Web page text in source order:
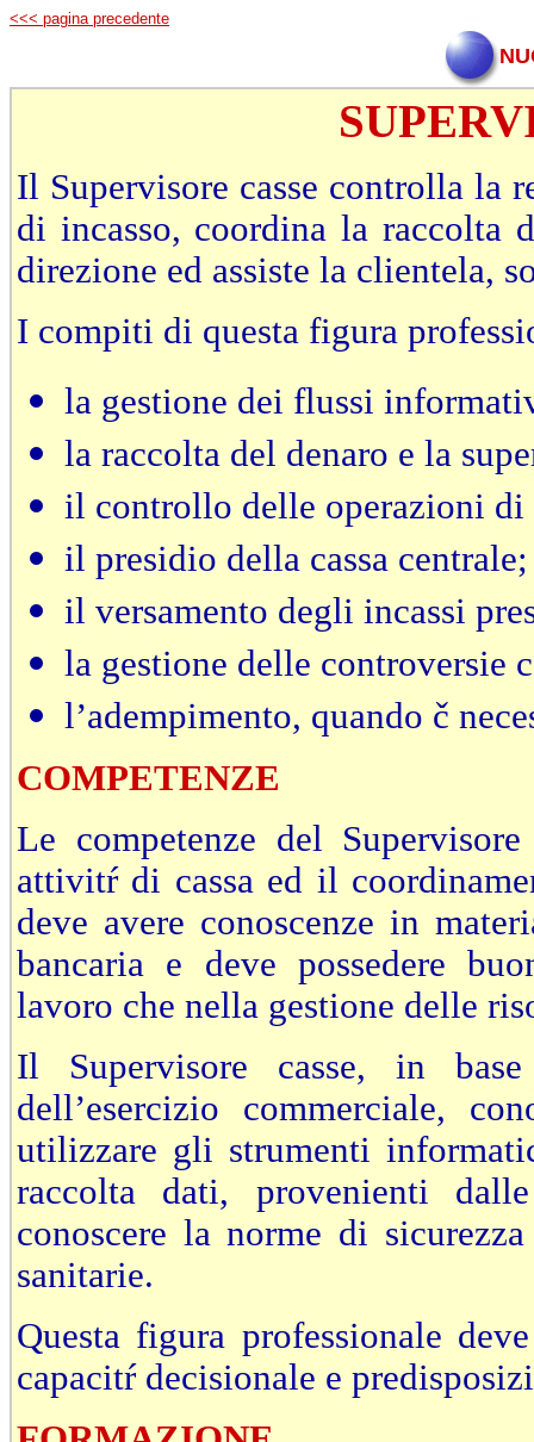
<<< pagina precedente
Il Supervisore casse controlla la
di incasso, coordina la raccolta
direzione ed assiste la clientela,
I compiti di questa figura
la gestione dei flussi
la raccolta del denaro e la
il controllo delle operazioni
il presidio della cassa centrale;
il versamento degli incassi
la gestione delle controversie
l’adempimento, quando č
COMPETENZE
Le competenze del
attivitŕ di cassa ed il
deve avere conoscenze in
bancaria e deve possedere
lavoro che nella gestione delle
Il Supervisore casse, in
dell’esercizio commerciale,
utilizzare gli strumenti
raccolta dati, provenienti
conoscere la norme di
sanitarie.
Questa figura professionale
capacitŕ decisionale e